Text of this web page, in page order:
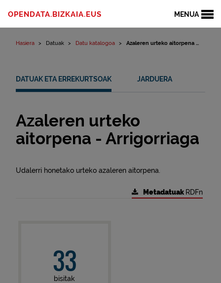
MENUA
OPENDATA.BIZKAIA.EUS
Hasiera Datuak Datu katalogoa Azaleren urteko aitorpena ...
DATUAK ETA ERREKURTSOAK JARDUERA
Azaleren urteko
aitorpena - Arrigorriaga
Udalerri honetako urteko azaleren aitorpena.
Metadatuak RDFn
33
bisitak